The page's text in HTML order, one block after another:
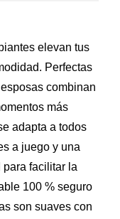
elevan tus
Perfectas
combinan
más
adapta a todos
a juego y una
facilitar la
100 % seguro
son suaves con